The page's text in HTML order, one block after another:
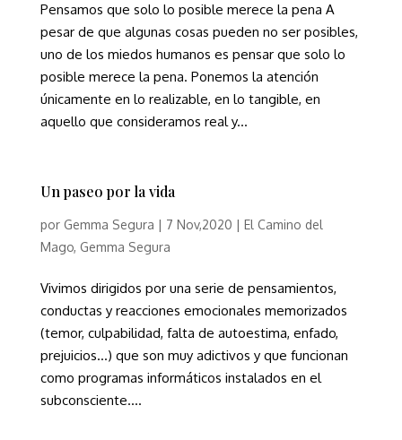
Pensamos que solo lo posible merece la pena A
pesar de que algunas cosas pueden no ser posibles,
uno de los miedos humanos es pensar que solo lo
posible merece la pena. Ponemos la atención
únicamente en lo realizable, en lo tangible, en
aquello que consideramos real y...
Un paseo por la vida
por Gemma Segura | 7 Nov,2020 | El Camino del
Mago, Gemma Segura
Vivimos dirigidos por una serie de pensamientos,
conductas y reacciones emocionales memorizados
(temor, culpabilidad, falta de autoestima, enfado,
prejuicios…) que son muy adictivos y que funcionan
como programas informáticos instalados en el
subconsciente....